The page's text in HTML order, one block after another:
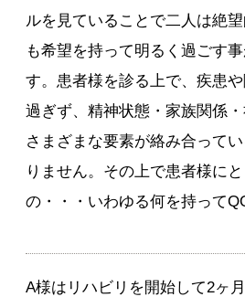
ルを見ていることで二人は絶
も希望を持って明るく過ごす
す。患者様を診る上で、疾患
過ぎず、精神状態・家族関係
さまざまな要素が絡み合って
りません。その上で患者様に
の・・・いわゆる何を持って
A様はリハビリを開始して2ヶ